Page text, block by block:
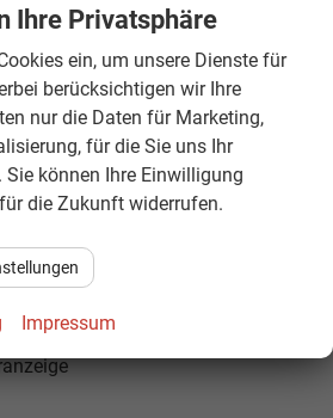
(VOLL)
Ihre Privatsphäre
ein, um unsere Dienste für
berücksichtigen wir Ihre
nur die Daten für Marketing,
für die Sie uns Ihr
Sie können Ihre Einwilligung
die Zukunft widerrufen.
Impressum